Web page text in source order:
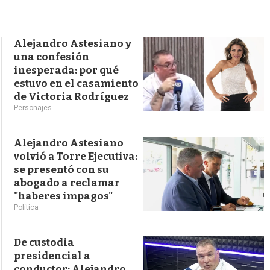
a
Alejandro Astesiano y
una confesión
inesperada: por qué
estuvo en el casamiento
de Victoria Rodríguez
Personajes
Alejandro Astesiano
volvió a Torre Ejecutiva:
se presentó con su
abogado a reclamar
"haberes impagos"
Política
De custodia
presidencial a